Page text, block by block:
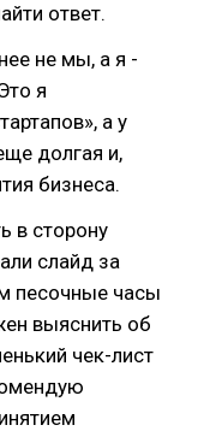
ответ.
не мы, а я -
я
а у
долгая и,
бизнеса.
в сторону
слайд за
песочные часы
выяснить об
чек-лист